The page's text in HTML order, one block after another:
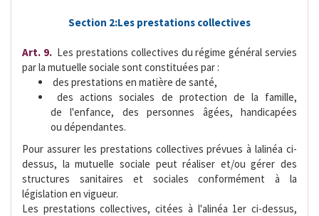
Section 2:Les prestations collectives
Art. 9.  Les prestations collectives du régime général servies
par la mutuelle sociale sont constituées par :
 des prestations en matière de santé,
 des actions sociales de protection de la famille,
de l'enfance, des personnes âgées, handicapées
ou dépendantes.
Pour assurer les prestations collectives prévues à lalinéa ci-
dessus, la mutuelle sociale peut réaliser et/ou gérer des
structures sanitaires et sociales conformément à la
législation en vigueur.
Les prestations collectives, citées à l'alinéa 1er ci-dessus,